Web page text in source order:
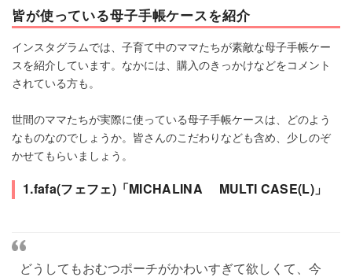
皆が使っている母子手帳ケースを紹介
インスタグラムでは、子育て中のママたちが素敵な母子手帳ケー
スを紹介しています。なかには、購入のきっかけなどをコメント
されている方も。
世間のママたちが実際に使っている母子手帳ケースは、どのよう
なものなのでしょうか。皆さんのこだわりなども含め、少しのぞ
かせてもらいましょう。
1.fafa(フェフェ)「MICHALINA MULTI CASE(L)」
どうしてもおむつポーチがかわいすぎて欲しくて、今